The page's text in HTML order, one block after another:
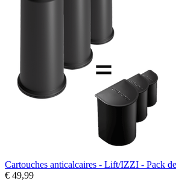
Cartouches anticalcaires - Lift/IZZI - Pack
€ 49,99